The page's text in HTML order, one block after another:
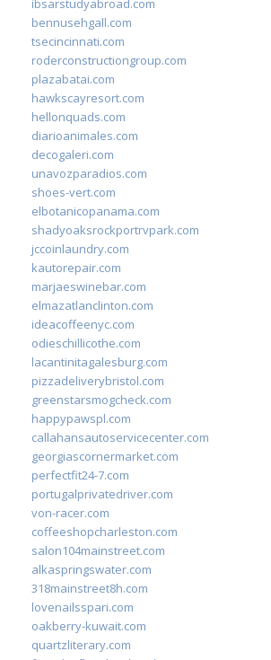
bennusehgall.com
tsecincinnati.com
roderconstructiongroup.com
plazabatai.com
hawkscayresort.com
hellonquads.com
diarioanimales.com
decogaleri.com
unavozparadios.com
shoes-vert.com
elbotanicopanama.com
shadyoaksrockportrvpark.com
jccoinlaundry.com
kautorepair.com
marjaeswinebar.com
elmazatlanclinton.com
ideacoffeenyc.com
odieschillicothe.com
lacantinitagalesburg.com
pizzadeliverybristol.com
greenstarsmogcheck.com
happypawspl.com
callahansautoservicecenter.com
georgiascornermarket.com
perfectfit24-7.com
portugalprivatedriver.com
von-racer.com
coffeeshopcharleston.com
salon104mainstreet.com
alkaspringswater.com
318mainstreet8h.com
lovenailsspari.com
oakberry-kuwait.com
quartzliterary.com